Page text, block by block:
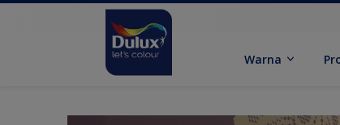
Warna